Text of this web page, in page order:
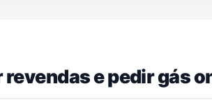
e pedir gás